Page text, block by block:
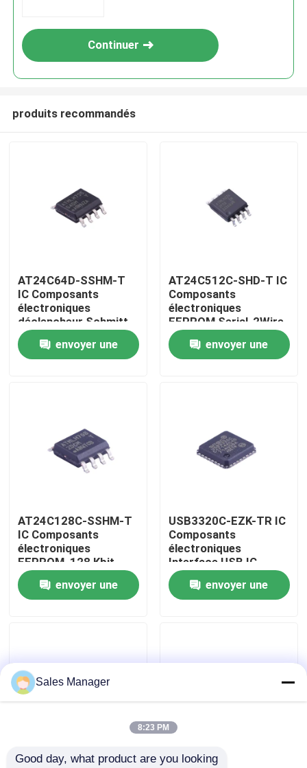
Vidéos
Visite d'usine
Contrôle de qualité
Demandez une citation
Circuits intégrés IC
Continuer
produits recommandés
AT24C64D-SSHM-T
IC Composants
électroniques
déclencheur Schmitt,
entrées filtrées pour
suppression du bruit
envoyer une
AT24C512C-SHD-T IC
Composants
électroniques
EEPROM Serial-2Wire
512K-bit 64K x 8
3.3V/5V 8-Pin SOIC
EIAJ T/R
envoyer une
AT24C128C-SSHM-T
IC Composants
électroniques
EEPROM, 128 Kbit,
16K X 8 bits, 1 MHz,
I2C, SOIC, 8 broches
envoyer une
USB3320C-EZK-TR IC
Composants
électroniques
Interface USB IC
Haute vitesse USB 1,8
V ULPI envoyer une
CC1101RGPR IC CC2530F256RHAR IC
Sales Manager
8:23 PM
Good day, what product are you looking